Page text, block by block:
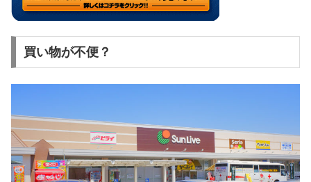
買い物が不便？